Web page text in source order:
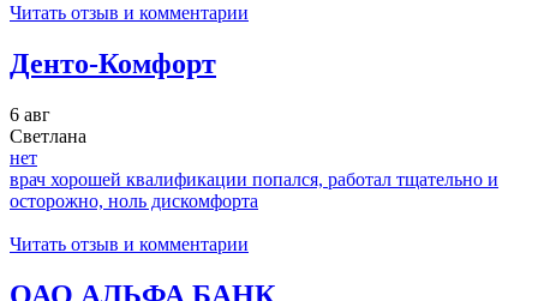
Читать отзыв и комментарии
Денто-Комфорт
6 авг
Светлана
нет
врач хорошей квалификации попался, работал тщательно и
осторожно, ноль дискомфорта
Читать отзыв и комментарии
ОАО АЛЬФА БАНК